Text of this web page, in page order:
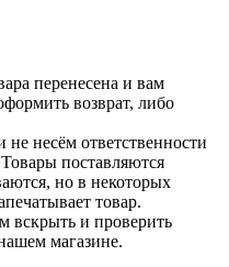
перенесена и вам
возврат, либо
несём ответственности
поставляются
но в некоторых
товар.
и проверить
магазине.